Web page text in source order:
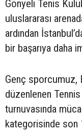
Gönyeli Tenis
uluslararası
ardından
bir başarıya daha
Genç sporcumuz,
düzenlenen
turnuvasında
kategorisinde son